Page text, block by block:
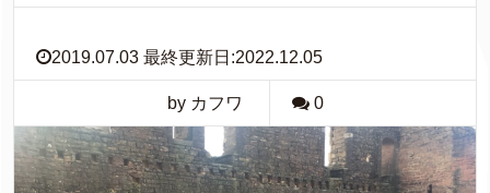
2019.07.03 最終更新日:2022.12.05
by カフワ 0